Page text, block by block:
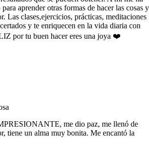
aprender otras formas de hacer las cosas y
Las clases,ejercicios, prácticas, meditaciones
y te enriquecen en la vida diaria con
por tu buen hacer eres una joya ❤️
me dio paz, me llenó de
tiene un alma muy bonita. Me encantó la